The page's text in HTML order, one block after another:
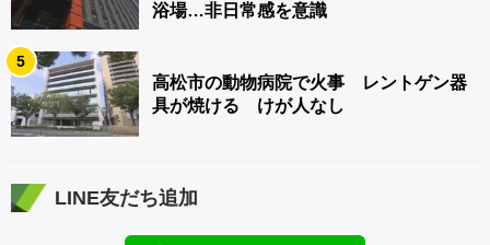
浴場…非日常感を意識
5
高松市の動物病院で火事 レントゲン器
具が焼ける けが人なし
LINE友だち追加